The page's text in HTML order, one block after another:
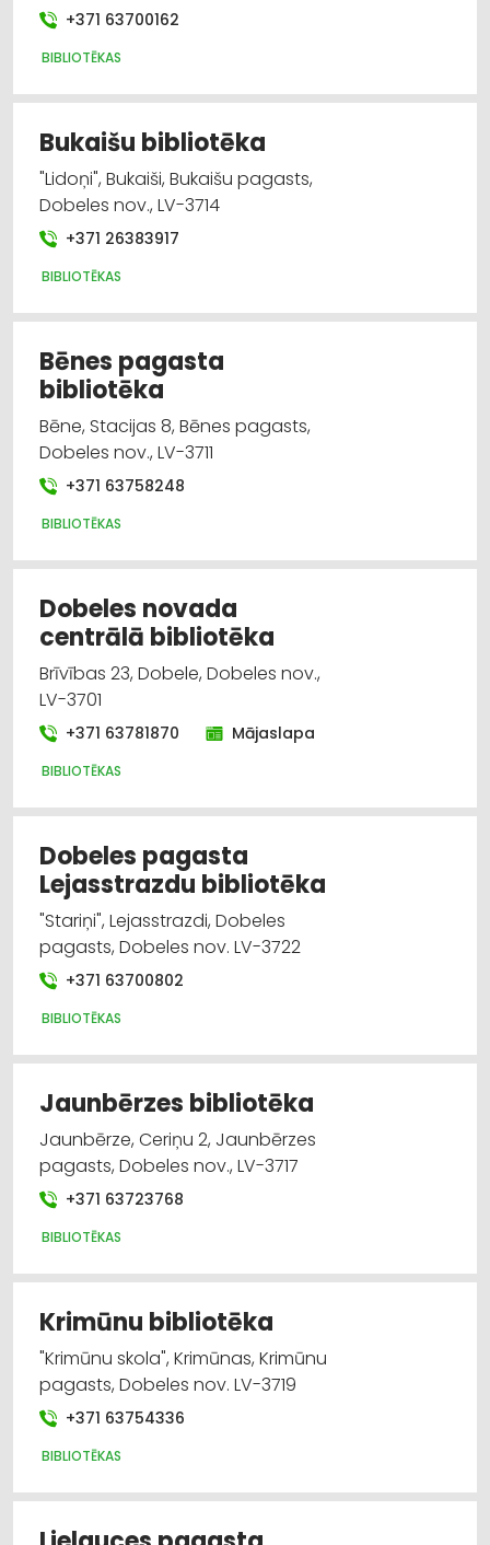
+371 63700162
BIBLIOTĒKAS
Bukaišu bibliotēka
"Lidoņi", Bukaiši, Bukaišu pagasts,
Dobeles nov., LV-3714
+371 26383917
BIBLIOTĒKAS
Bēnes pagasta
bibliotēka
Bēne, Stacijas 8, Bēnes pagasts,
Dobeles nov., LV-3711
+371 63758248
BIBLIOTĒKAS
Dobeles novada
centrālā bibliotēka
Brīvības 23, Dobele, Dobeles nov.,
LV-3701
+371 63781870 Mājaslapa
BIBLIOTĒKAS
Dobeles pagasta
Lejasstrazdu bibliotēka
"Stariņi", Lejasstrazdi, Dobeles
pagasts, Dobeles nov. LV-3722
+371 63700802
BIBLIOTĒKAS
Jaunbērzes bibliotēka
Jaunbērze, Ceriņu 2, Jaunbērzes
pagasts, Dobeles nov., LV-3717
+371 63723768
BIBLIOTĒKAS
Krimūnu bibliotēka
"Krimūnu skola", Krimūnas, Krimūnu
pagasts, Dobeles nov. LV-3719
+371 63754336
BIBLIOTĒKAS